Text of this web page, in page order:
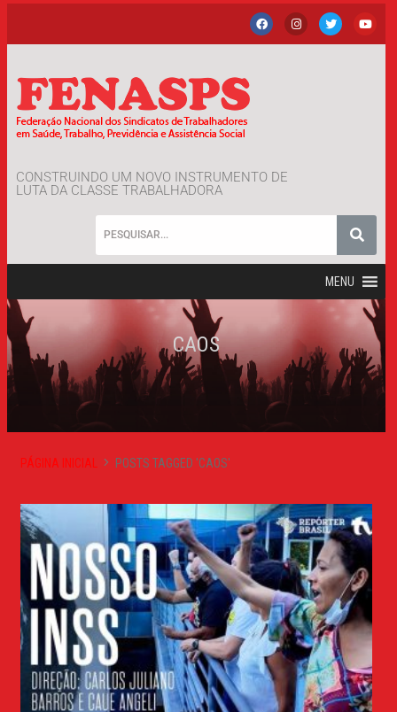
CONSTRUINDO UM NOVO INSTRUMENTO DE
LUTA DA CLASSE TRABALHADORA
MENU
CAOS
PÁGINA INICIAL POSTS TAGGED 'CAOS'